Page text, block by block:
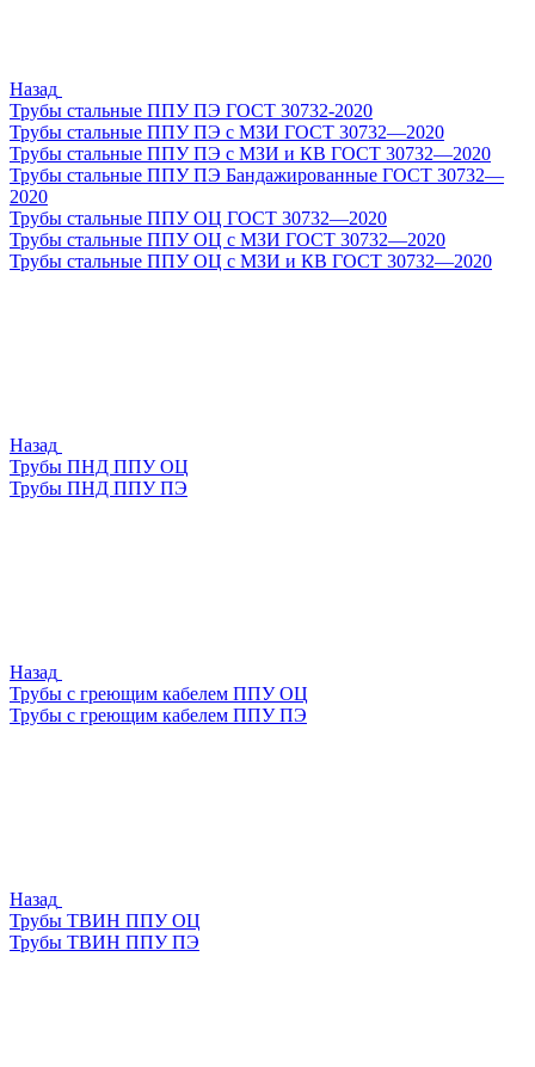
Назад
Трубы стальные ППУ ПЭ ГОСТ 30732-2020
Трубы стальные ППУ ПЭ с МЗИ ГОСТ 30732—2020
Трубы стальные ППУ ПЭ с МЗИ и КВ ГОСТ 30732—2020
Трубы стальные ППУ ПЭ Бандажированные ГОСТ 30732—
2020
Трубы стальные ППУ ОЦ ГОСТ 30732—2020
Трубы стальные ППУ ОЦ с МЗИ ГОСТ 30732—2020
Трубы стальные ППУ ОЦ с МЗИ и КВ ГОСТ 30732—2020
Назад
Трубы ПНД ППУ ОЦ
Трубы ПНД ППУ ПЭ
Назад
Трубы с греющим кабелем ППУ ОЦ
Трубы с греющим кабелем ППУ ПЭ
Назад
Трубы ТВИН ППУ ОЦ
Трубы ТВИН ППУ ПЭ